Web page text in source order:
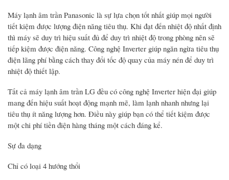
Máy lạnh âm trần Panasonic là sự lựa chọn tốt nhất giúp mọi người
tiết kiệm được lượng điện năng tiêu thụ. Khi đạt đến nhiệt độ nhất định
thì máy sẽ duy trì hiệu suất đủ để duy trì nhiệt độ trong phòng nên sẽ
tiếp kiệm được điện năng. Công nghệ Inverter giúp ngăn ngừa tiêu thụ
điện lãng phí bằng cách thay đổi tốc độ quay của máy nén để duy trì
nhiệt độ thiết lập.
Tất cả máy lạnh âm trần LG đều có công nghệ Inverter hiện đại giúp
mang đến hiệu suất hoạt động mạnh mẽ, làm lạnh nhanh nhưng lại
tiêu thụ ít năng lượng hơn. Điều này giúp bạn có thể tiết kiệm được
một chi phí tiền điện hàng tháng một cách đáng kể.
Sự đa dạng
Chỉ có loại 4 hướng thổi